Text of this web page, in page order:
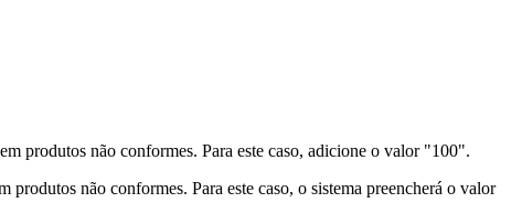
produtos não conformes. Para este caso, adicione o valor "100".
não conformes. Para este caso, o sistema preencherá o valor